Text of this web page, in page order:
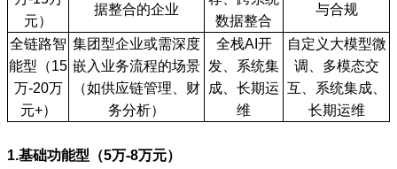
元）
据整合的企业
数据整合
与合规
全链路智
能型（15
万-20万
元+）
集团型企业或需深度
嵌入业务流程的场景
（如供应链管理、财
务分析）
全栈AI开
发、系统集
成、长期运
维
自定义大模型微
调、多模态交
互、系统集成、
长期运维
1.基础功能型（5万-8万元）